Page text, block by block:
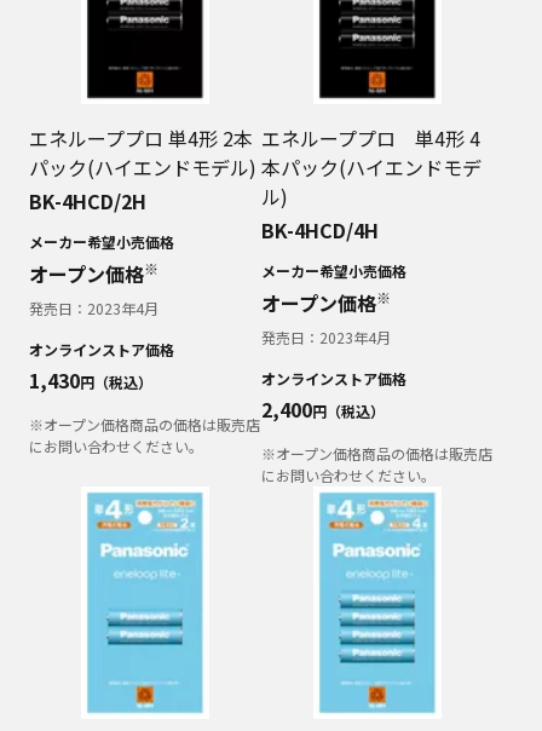
エネループプロ 単4形 2本
パック(ハイエンドモデル)
BK-4HCD/2H
メーカー希望小売価格
オープン価格※
発売日： 2023年4月
オンラインストア価格
1,430円（税込）
※オープン価格商品の価格は販売店
にお問い合わせください。
エネループプロ 単4形 4
本パック(ハイエンドモデ
ル)
BK-4HCD/4H
メーカー希望小売価格
オープン価格※
発売日： 2023年4月
オンラインストア価格
2,400円（税込）
※オープン価格商品の価格は販売店
にお問い合わせください。